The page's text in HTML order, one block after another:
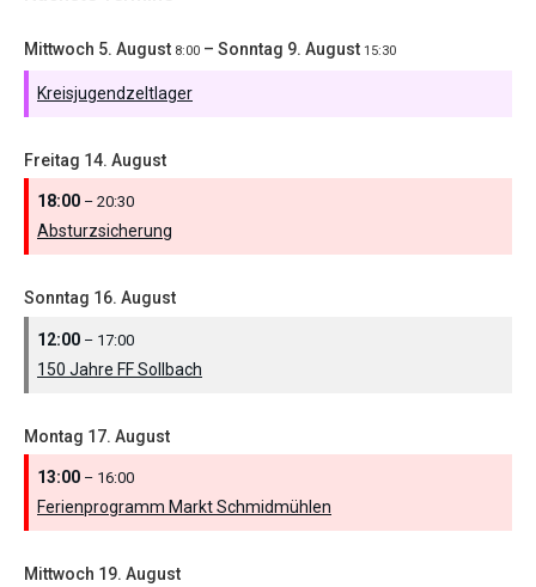
Mittwoch 5. August 8:00 – Sonntag 9. August 15:30
Kreisjugendzeltlager
Freitag 14. August
18:00 – 20:30
Absturzsicherung
Sonntag 16. August
12:00 – 17:00
150 Jahre FF Sollbach
Montag 17. August
13:00 – 16:00
Ferienprogramm Markt Schmidmühlen
Mittwoch 19. August